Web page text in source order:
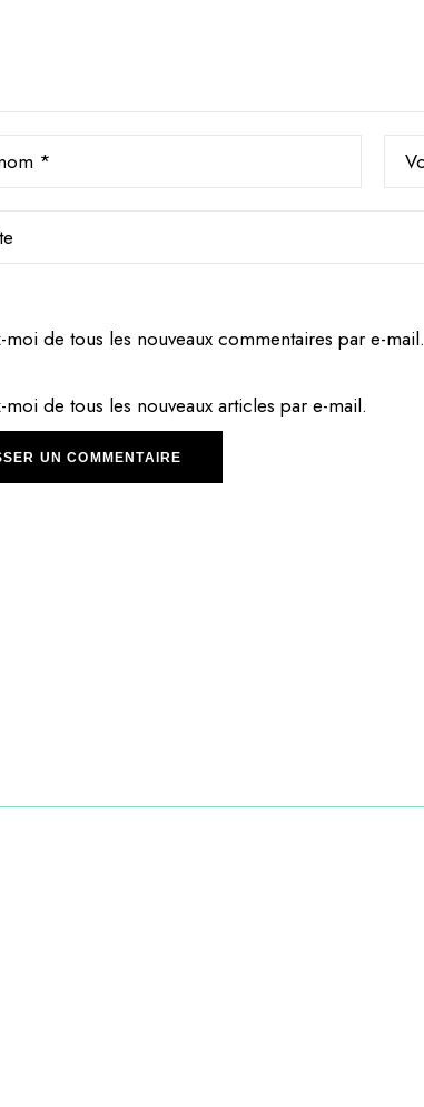
moi de tous les nouveaux commentaires par e-mail.
moi de tous les nouveaux articles par e-mail.
UN COMMENTAIRE